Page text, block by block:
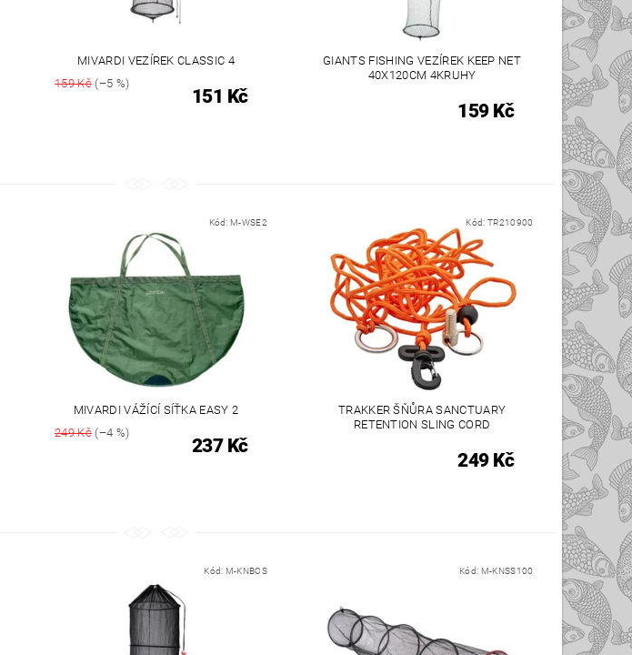
MIVARDI VEZÍREK CLASSIC 4
159 Kč (–5 %)
151 Kč
GIANTS FISHING VEZÍREK KEEP NET
40X120CM 4KRUHY
159 Kč
Kód: M-WSE2
MIVARDI VÁŽÍCÍ SÍŤKA EASY 2
249 Kč (–4 %)
237 Kč
Kód:TR210900
TRAKKER ŠŇŮRA SANCTUARY
RETENTION SLING CORD
249 Kč
Kód: M-KNBCS Kód: M-KNSS100